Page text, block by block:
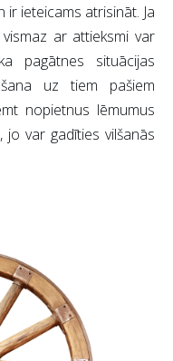
ir ieteicams atrisināt. Ja
ar attieksmi var
pagātnes situācijas
uz tiem pašiem
nopietnus lēmumus
var gadīties vilšanās